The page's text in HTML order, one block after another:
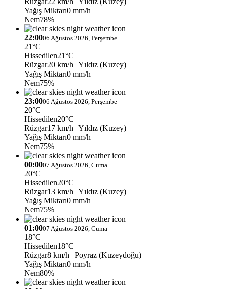
Yağış Miktarı0 mm/h
Nem78%
22:0006 Ağustos 2026, Perşembe
21°C
Hissedilen21°C
Rüzgar20 km/h | Yıldız (Kuzey)
Yağış Miktarı0 mm/h
Nem75%
23:0006 Ağustos 2026, Perşembe
20°C
Hissedilen20°C
Rüzgar17 km/h | Yıldız (Kuzey)
Yağış Miktarı0 mm/h
Nem75%
00:0007 Ağustos 2026, Cuma
20°C
Hissedilen20°C
Rüzgar13 km/h | Yıldız (Kuzey)
Yağış Miktarı0 mm/h
Nem75%
01:0007 Ağustos 2026, Cuma
18°C
Hissedilen18°C
Rüzgar8 km/h | Poyraz (Kuzeydoğu)
Yağış Miktarı0 mm/h
Nem80%